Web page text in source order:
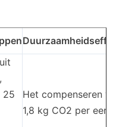
25
Het compenseren
1,8 kg CO2 per